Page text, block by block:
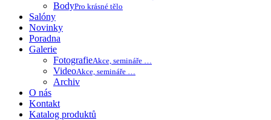
BodyPro krásné tělo
Salóny
Novinky
Poradna
Galerie
FotografieAkce, semináře …
VideoAkce, semináře …
Archiv
O nás
Kontakt
Katalog produktů